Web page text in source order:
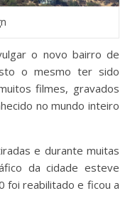
o novo bairro de
o mesmo ter sido
filmes, gravados
no mundo inteiro
e durante muitas
da cidade esteve
foi reabilitado e ficou a